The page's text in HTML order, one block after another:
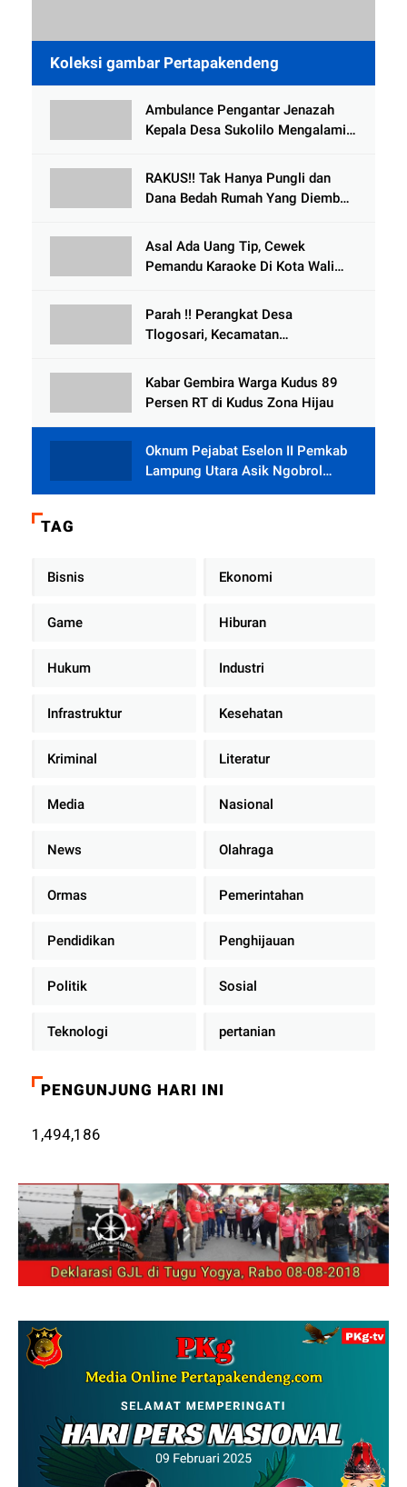
Koleksi gambar Pertapakendeng
Ambulance Pengantar Jenazah
Kepala Desa Sukolilo Mengalami
Meninggal Dunia
RAKUS!! Tak Hanya Pungli dan
Dana Bedah Rumah Yang Diembat,
Tlogowungu, di Duga
Selewengkan Bantuan Mushola
Asal Ada Uang Tip, Cewek
Pemandu Karaoke Di Kota Wali
Parah !! Perangkat Desa
Tlogosari, Kecamatan
Rumah dari BAZNAS
Kabar Gembira Warga Kudus 89
Persen RT di Kudus Zona Hijau
Oknum Pejabat Eselon II Pemkab
Lampung Utara Asik Ngobrol
Dengan Teman Kencan Wanitanya
TAG
Bisnis Ekonomi
Game Hiburan
Hukum Industri
Infrastruktur Kesehatan
Kriminal Literatur
Media Nasional
News Olahraga
Ormas Pemerintahan
Pendidikan Penghijauan
Politik Sosial
Teknologi pertanian
PENGUNJUNG HARI INI
1,494,186